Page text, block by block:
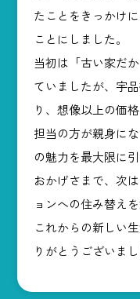
たことをきっかけ
ことにしました。
当初は「古い家だ
ていましたが、宇
り、想像以上の価
担当の方が親身に
の魅力を最大限に
おかげさまで、次
ョンへの住み替え
これからの新しい
りがとうございまし